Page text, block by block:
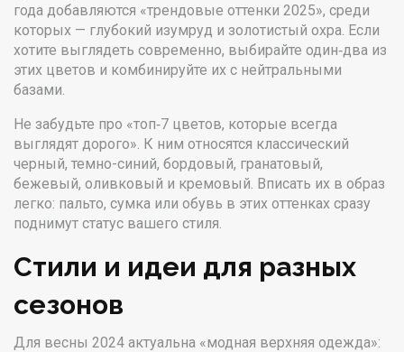
года добавляются «трендовые оттенки 2025», среди
которых — глубокий изумруд и золотистый охра. Если
хотите выглядеть современно, выбирайте один‑два из
этих цветов и комбинируйте их с нейтральными
базами.
Не забудьте про «топ‑7 цветов, которые всегда
выглядят дорого». К ним относятся классический
черный, темно-синий, бордовый, гранатовый,
бежевый, оливковый и кремовый. Вписать их в образ
легко: пальто, сумка или обувь в этих оттенках сразу
поднимут статус вашего стиля.
Стили и идеи для разных
сезонов
Для весны 2024 актуальна «модная верхняя одежда»: